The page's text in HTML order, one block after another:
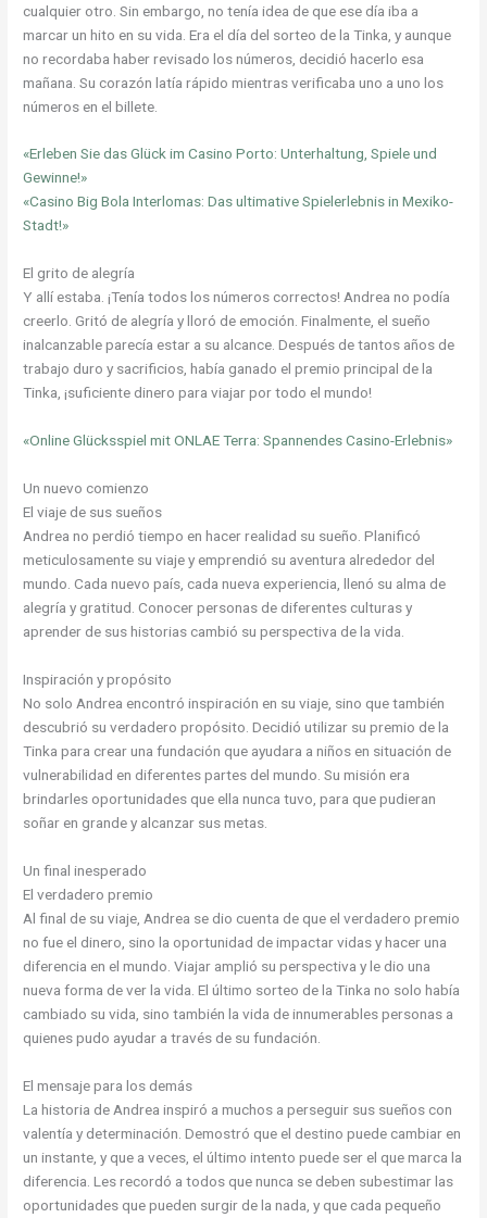
cualquier otro. Sin embargo, no tenía idea de que ese día iba a
marcar un hito en su vida. Era el día del sorteo de la Tinka, y aunque
no recordaba haber revisado los números, decidió hacerlo esa
mañana. Su corazón latía rápido mientras verificaba uno a uno los
números en el billete.
«Erleben Sie das Glück im Casino Porto: Unterhaltung, Spiele und
Gewinne!»
«Casino Big Bola Interlomas: Das ultimative Spielerlebnis in Mexiko-
Stadt!»
El grito de alegría
Y allí estaba. ¡Tenía todos los números correctos! Andrea no podía
creerlo. Gritó de alegría y lloró de emoción. Finalmente, el sueño
inalcanzable parecía estar a su alcance. Después de tantos años de
trabajo duro y sacrificios, había ganado el premio principal de la
Tinka, ¡suficiente dinero para viajar por todo el mundo!
«Online Glücksspiel mit ONLAE Terra: Spannendes Casino-Erlebnis»
Un nuevo comienzo
El viaje de sus sueños
Andrea no perdió tiempo en hacer realidad su sueño. Planificó
meticulosamente su viaje y emprendió su aventura alrededor del
mundo. Cada nuevo país, cada nueva experiencia, llenó su alma de
alegría y gratitud. Conocer personas de diferentes culturas y
aprender de sus historias cambió su perspectiva de la vida.
Inspiración y propósito
No solo Andrea encontró inspiración en su viaje, sino que también
descubrió su verdadero propósito. Decidió utilizar su premio de la
Tinka para crear una fundación que ayudara a niños en situación de
vulnerabilidad en diferentes partes del mundo. Su misión era
brindarles oportunidades que ella nunca tuvo, para que pudieran
soñar en grande y alcanzar sus metas.
Un final inesperado
El verdadero premio
Al final de su viaje, Andrea se dio cuenta de que el verdadero premio
no fue el dinero, sino la oportunidad de impactar vidas y hacer una
diferencia en el mundo. Viajar amplió su perspectiva y le dio una
nueva forma de ver la vida. El último sorteo de la Tinka no solo había
cambiado su vida, sino también la vida de innumerables personas a
quienes pudo ayudar a través de su fundación.
El mensaje para los demás
La historia de Andrea inspiró a muchos a perseguir sus sueños con
valentía y determinación. Demostró que el destino puede cambiar en
un instante, y que a veces, el último intento puede ser el que marca la
diferencia. Les recordó a todos que nunca se deben subestimar las
oportunidades que pueden surgir de la nada, y que cada pequeño